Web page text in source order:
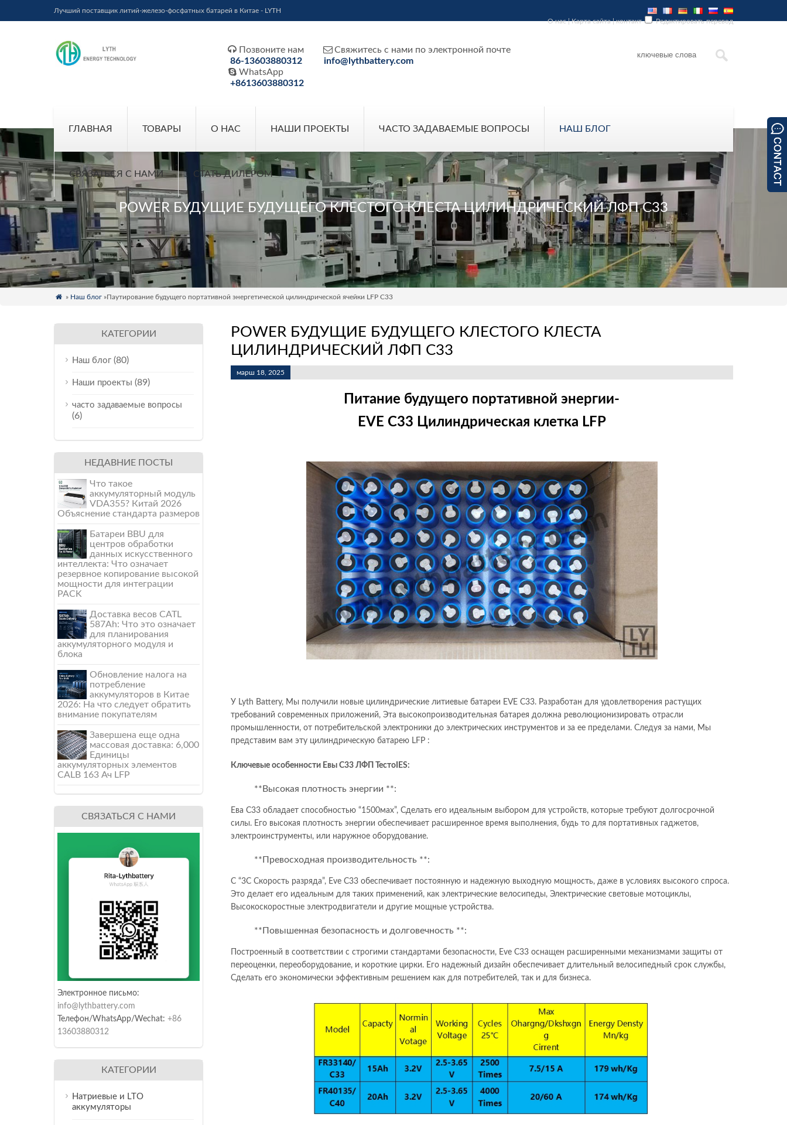
Лучший поставщик литий-железо-фосфатных батарей в Китае - LYTH
О нас|Карта сайта|контакт Редактировать перевод
 Позвоните нам
86-13603880312
Свяжитесь с нами по электронной почте
info@lythbattery.com
 WhatsApp
+8613603880312
ГЛАВНАЯ ТОВАРЫ О НАС НАШИ ПРОЕКТЫ ЧАСТО ЗАДАВАЕМЫЕ ВОПРОСЫ НАШ БЛОГ
СВЯЗАТЬСЯ С НАМИ СТАТЬ ДИЛЕРОМ
POWER БУДУЩИЕ БУДУЩЕГО КЛЕСТОГО КЛЕСТА ЦИЛИНДРИЧЕСКИЙ ЛФП C33
 » Наш блог»Паутирование будущего портативной энергетической цилиндрической ячейки LFP C33
POWER БУДУЩИЕ БУДУЩЕГО КЛЕСТОГО КЛЕСТА
ЦИЛИНДРИЧЕСКИЙ ЛФП C33
марш 18, 2025
Питание будущего портативной энергии-
EVE C33 Цилиндрическая клетка LFP
У Lyth Battery, Мы получили новые цилиндрические литиевые батареи EVE C33. Разработан для удовлетворения растущих
требований современных приложений, Эта высокопроизводительная батарея должна революционизировать отрасли
промышленности, от потребительской электроники до электрических инструментов и за ее пределами. Следуя за нами, Мы
представим вам эту цилиндрическую батарею LFP :
Ключевые особенности Евы C33ЛФП ТестоIES:
**Высокая плотность энергии **:
Ева C33 обладает способностью “1500мах”, Сделать его идеальным выбором для устройств, которые требуют долгосрочной
силы. Его высокая плотность энергии обеспечивает расширенное время выполнения, будь то для портативных гаджетов,
электроинструменты, или наружное оборудование.
**Превосходная производительность **:
С “3C Скорость разряда”, Eve C33 обеспечивает постоянную и надежную выходную мощность, даже в условиях высокого спроса.
Это делает его идеальным для таких применений, как электрические велосипеды, Электрические световые мотоциклы,
Высокоскоростные электродвигатели и другие мощные устройства.
**Повышенная безопасность и долговечность **:
Построенный в соответствии с строгими стандартами безопасности, Eve C33 оснащен расширенными механизмами защиты от
переоценки, переоборудование, и короткие цирки. Его надежный дизайн обеспечивает длительный велосипедный срок службы,
Сделать его экономически эффективным решением как для потребителей, так и для бизнеса.
КАТЕГОРИИ
Наш блог (80)
Наши проекты (89)
часто задаваемые вопросы
(6)
НЕДАВНИЕ ПОСТЫ
Что такое
аккумуляторный модуль
VDA355? Китай 2026
Объяснение стандарта размеров
Батареи BBU для
центров обработки
данных искусственного
интеллекта: Что означает
резервное копирование высокой
мощности для интеграции
PACK
Доставка весов CATL
587Ah: Что это означает
для планирования
аккумуляторного модуля и
блока
Обновление налога на
потребление
аккумуляторов в Китае
2026: На что следует обратить
внимание покупателям
Завершена еще одна
массовая доставка: 6,000
Единицы
аккумуляторных элементов
CALB 163 Ач LFP
СВЯЗАТЬСЯ С НАМИ
Электронное письмо:
info@lythbattery.com
Телефон/WhatsApp/Wechat: +86
13603880312
КАТЕГОРИИ
Натриевые и LTO
аккумуляторы